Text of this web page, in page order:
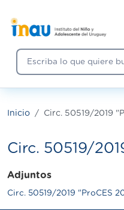
Buscar
Inicio Circ. 50519/2019
Circ. 50519/
Adjuntos
Circ. 50519/2019 "ProCES